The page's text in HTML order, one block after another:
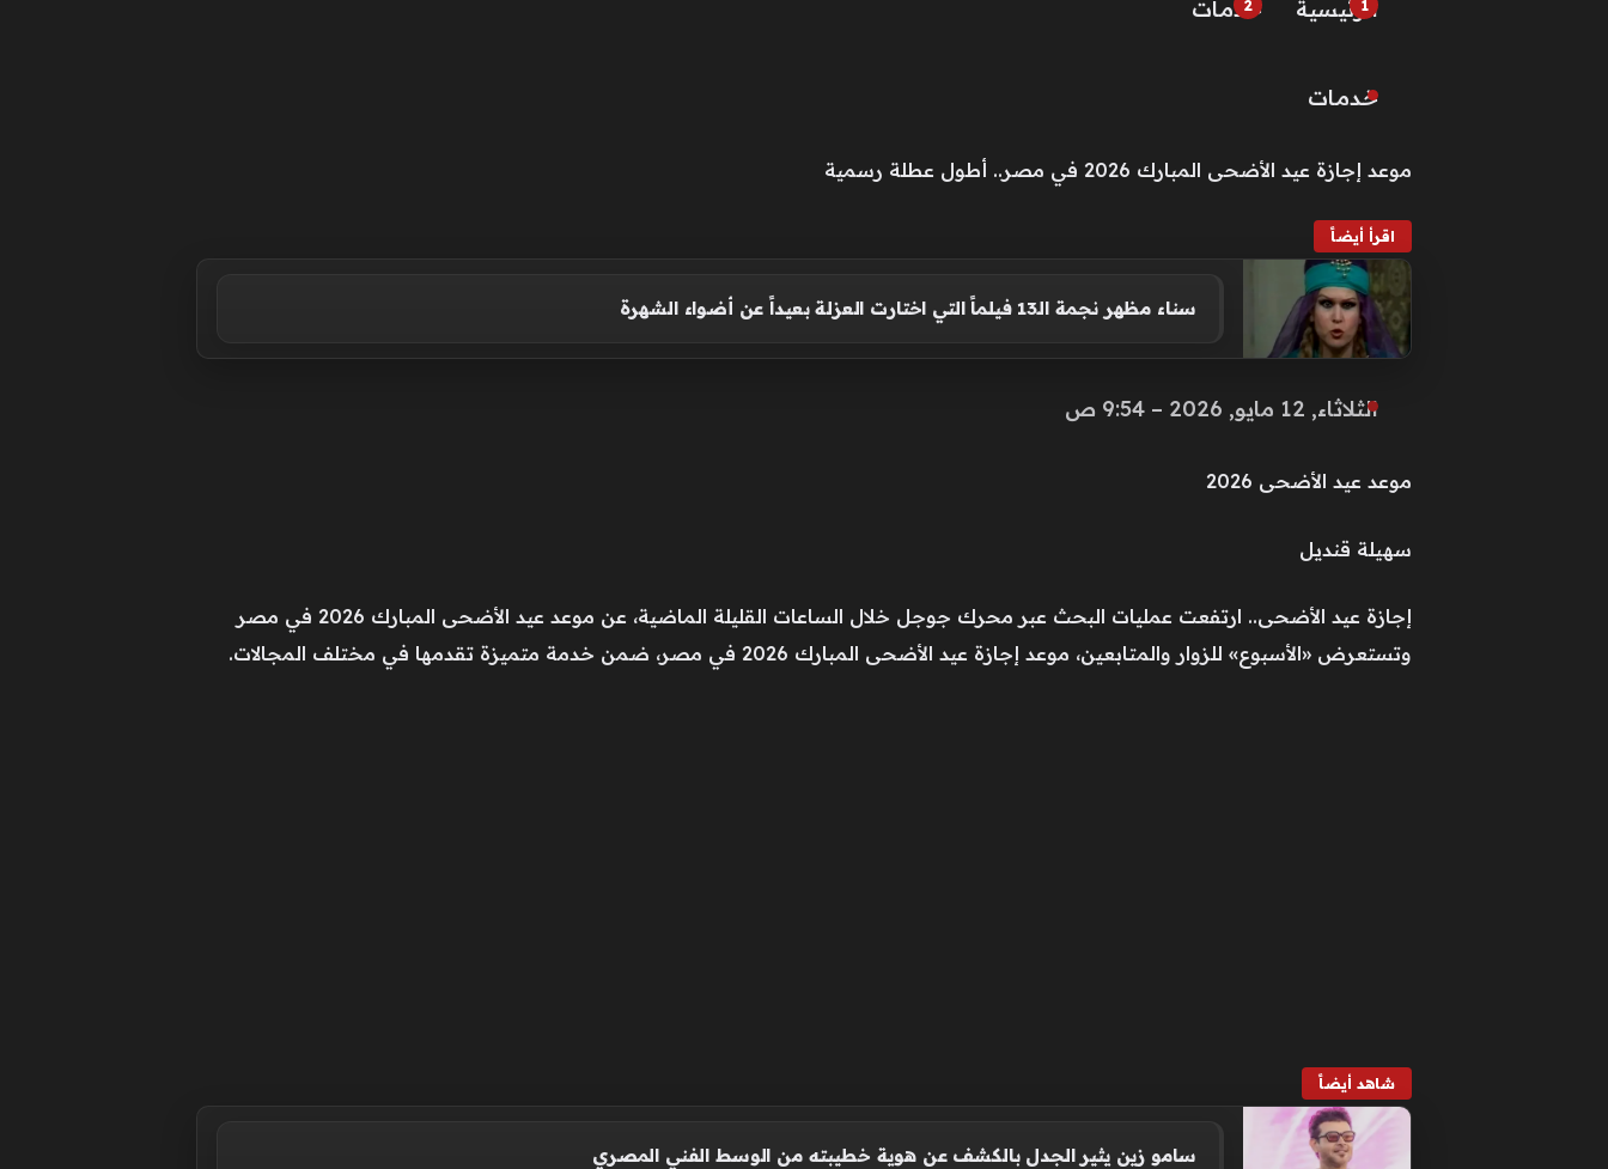
الرئيسية خـدمـات
خـدمـات
موعد إجازة عيد الأضحى المبارك 2026 في مصر.. أطول عطلة رسمية
اقرأ أيضاً
سناء مظهر نجمة الـ13 فيلماً التي اختارت العزلة بعيداً عن أضواء الشهرة
الثلاثاء, 12 مايو, 2026 – 9:54 ص
موعد عيد الأضحى 2026
سهيلة قنديل
إجازة عيد الأضحى.. ارتفعت عمليات البحث عبر محرك جوجل خلال الساعات القليلة الماضية، عن موعد عيد الأضحى المبارك 2026 في مصر
وتستعرض «الأسبوع» للزوار والمتابعين، موعد إجازة عيد الأضحى المبارك 2026 في مصر، ضمن خدمة متميزة تقدمها في مختلف المجالات.
شاهد أيضاً
سامو زين يثير الجدل بالكشف عن هوية خطيبته من الوسط الفني المصري